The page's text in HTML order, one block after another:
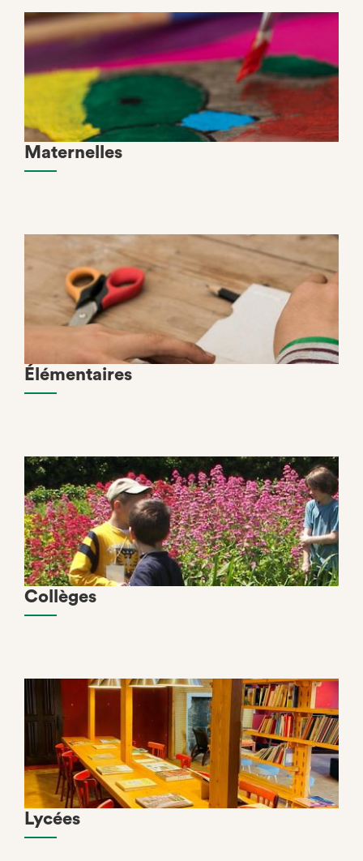
Maternelles
Élémentaires
Collèges
Lycées